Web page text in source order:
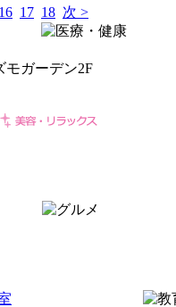
16 17 18 次 >
ガーデン2F